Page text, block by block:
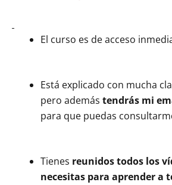
El curso es de acceso
Está explicado con mucha
pero además tendrás mi
para que puedas
Tienes reunidos todos los
necesitas para aprender a